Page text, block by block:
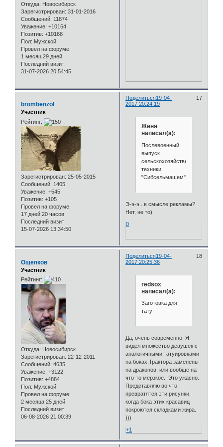
Откуда: Новосибирск
Зарегистрирован: 31-01-2016
Сообщений: 11874
Уважение: +10164
Позитив: +10168
Пол: Мужской
Провел на форуме:
1 месяц 29 дней
Последний визит:
31-07-2026 20:54:45
Поделиться 17
19-04-
2017 20:24:19
brombenzol
Участник
Рейтинг:
Зарегистрирован: 25-05-2015
Сообщений: 1405
Уважение: +545
Позитив: +105
Провел на форуме:
17 дней 20 часов
Последний визит:
15-07-2026 13:34:50
Женя
написал(а):
Послевоенный
выпуск
сельскохозяйственной
техники
"Сибсельмашем".
Э-э-э...в смысле рекламы?
Нет, не то)
0
Поделиться 18
19-04-
2017 20:25:36
Ощепков
Участник
Рейтинг:
Откуда: Новосибирск
Зарегистрирован: 22-12-2011
Сообщений: 4635
Уважение: +3122
Позитив: +4884
Пол: Мужской
Провел на форуме:
2 месяца 25 дней
Последний визит:
06-08-2026 21:00:39
redsox
написал(а):
Заготовка для
тату
Да, очень современно. Я
видел множество девушек с
аналогичными татуировками
на боках.Трактора заменены
на драконов, или вообще на
что-то мерзкое. Это ужасно.
Представляю во что
превратятся эти рисунки,
когда бока этих красавиц
покроются складками жира.
)))
+1